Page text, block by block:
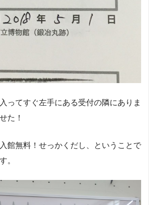
ってすぐ左手にある受付の隣にありま
た！
館無料！せっかくだし、ということで
。